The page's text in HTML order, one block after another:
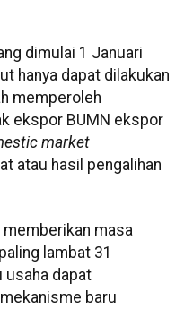
dimulai 1 Januari
hanya dapat dilakukan
memperoleh
ekspor BUMN ekspor
market
atau hasil pengalihan
masa
lambat 31
usaha dapat
baru